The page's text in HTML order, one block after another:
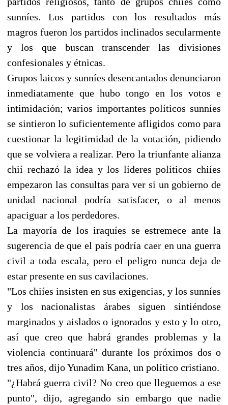
sunníes. Los partidos con los resultados más
magros fueron los partidos inclinados secularmente
y los que buscan transcender las divisiones
confesionales y étnicas.
Grupos laicos y sunníes desencantados denunciaron
inmediatamente que hubo tongo en los votos e
intimidación; varios importantes políticos sunníes
se sintieron lo suficientemente afligidos como para
cuestionar la legitimidad de la votación, pidiendo
que se volviera a realizar. Pero la triunfante alianza
chií rechazó la idea y los líderes políticos chiíes
empezaron las consultas para ver si un gobierno de
unidad nacional podría satisfacer, o al menos
apaciguar a los perdedores.
La mayoría de los iraquíes se estremece ante la
sugerencia de que el país podría caer en una guerra
civil a toda escala, pero el peligro nunca deja de
estar presente en sus cavilaciones.
"Los chiíes insisten en sus exigencias, y los sunníes
y los nacionalistas árabes siguen sintiéndose
marginados y aislados o ignorados y esto y lo otro,
así que creo que habrá grandes problemas y la
violencia continuará" durante los próximos dos o
tres años, dijo Yunadim Kana, un político cristiano.
"¿Habrá guerra civil? No creo que lleguemos a ese
punto", dijo, agregando sin embargo que nadie